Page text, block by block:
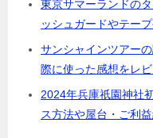
東京サマーランドの
ッシュガードやテー
サンシャインツアー
際に使った感想をレビ
2024年兵庫祇園神社
ス方法や屋台・ご利